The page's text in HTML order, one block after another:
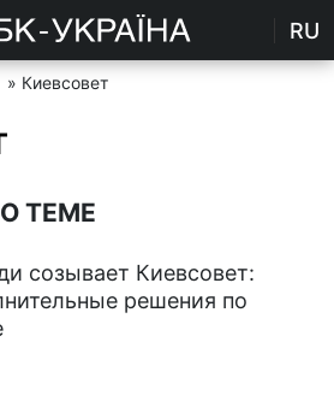
RU
» Киевсовет
ТЕМЕ
созывает Киевсовет:
решения по